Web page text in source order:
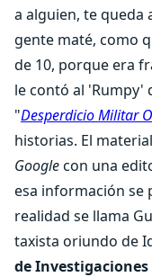
a alguien, te queda
gente maté, como
de 10, porque era
le contó al 'Rumpy'
"Desperdicio Militar
historias. El
Googlecon una
esa información se
realidad se llama
taxista oriundo de
de